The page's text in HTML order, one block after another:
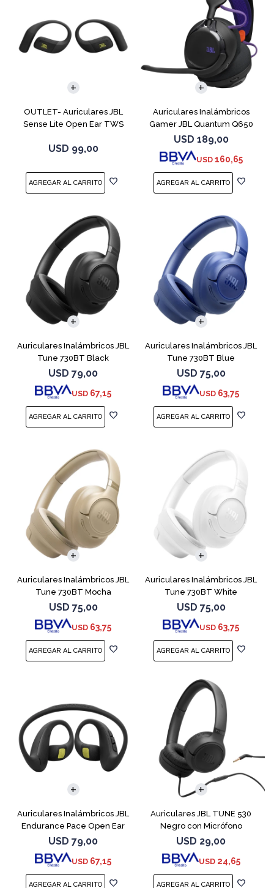
OUTLET- Auriculares JBL
Sense Lite Open Ear TWS
USD 99,00
Auriculares Inalámbricos
Gamer JBL Quantum Q650
Negro
USD 189,00
USD 160,65
Auriculares Inalámbricos JBL
Tune 730BT Black
USD 79,00
USD 67,15
Auriculares Inalámbricos JBL
Tune 730BT Blue
USD 75,00
USD 63,75
Auriculares Inalámbricos JBL
Tune 730BT Mocha
USD 75,00
USD 63,75
Auriculares Inalámbricos JBL
Tune 730BT White
USD 75,00
USD 63,75
Auriculares Inalámbricos JBL
Endurance Pace Open Ear
Negro
USD 79,00
USD 67,15
Auriculares JBL TUNE 530
Negro con Micrófono
USD 29,00
USD 24,65